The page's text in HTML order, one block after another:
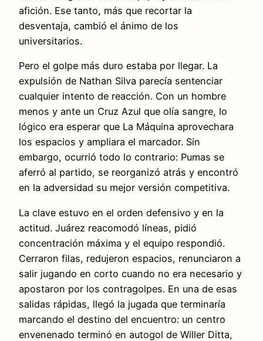
afición. Ese tanto, más que recortar la
desventaja, cambió el ánimo de los
universitarios.
Pero el golpe más duro estaba por llegar. La
expulsión de Nathan Silva parecía sentenciar
cualquier intento de reacción. Con un hombre
menos y ante un Cruz Azul que olía sangre, lo
lógico era esperar que La Máquina aprovechara
los espacios y ampliara el marcador. Sin
embargo, ocurrió todo lo contrario: Pumas se
aferró al partido, se reorganizó atrás y encontró
en la adversidad su mejor versión competitiva.
La clave estuvo en el orden defensivo y en la
actitud. Juárez reacomodó líneas, pidió
concentración máxima y el equipo respondió.
Cerraron filas, redujeron espacios, renunciaron a
salir jugando en corto cuando no era necesario y
apostaron por los contragolpes. En una de esas
salidas rápidas, llegó la jugada que terminaría
marcando el destino del encuentro: un centro
envenenado terminó en autogol de Willer Ditta,